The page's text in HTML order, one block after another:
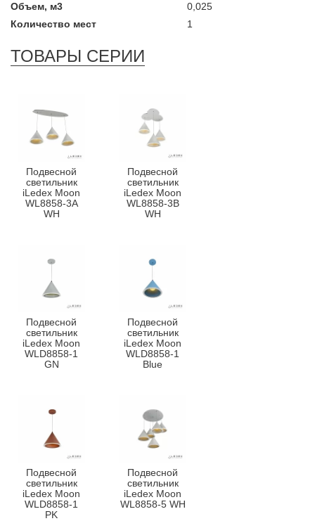
Объем, м3
0,025
Количество мест
1
ТОВАРЫ СЕРИИ
Подвесной
светильник
iLedex Moon
WL8858-3A
WH
Подвесной
светильник
iLedex Moon
WL8858-3B
WH
Подвесной
светильник
iLedex Moon
WLD8858-1
GN
Подвесной
светильник
iLedex Moon
WLD8858-1
Blue
Подвесной
светильник
iLedex Moon
WLD8858-1
PK
Подвесной
светильник
iLedex Moon
WL8858-5 WH